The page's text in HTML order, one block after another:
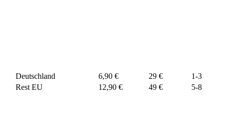
Deutschland 6,90 € 29 €
1-3
Rest EU
12,90 € 49 € 5-8